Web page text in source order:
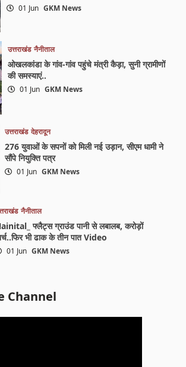
01 Jun GKM News
उत्तराखंड नैनीताल
ओखलकांडा के गांव-गांव पहुंचे मंत्री कैड़ा, सुनी ग्रामीणों
की समस्याएं..
01 Jun GKM News
उत्तराखंड देहरादून
276 युवाओं के सपनों को मिली नई उड़ान, सीएम धामी ने
सौंपे नियुक्ति पत्र
01 Jun GKM News
नैनीताल
फ्लैट्स ग्राउंड पानी से लबालब, करोड़ों
भी ढाक के तीन पात Video
01 Jun GKM News
Channel